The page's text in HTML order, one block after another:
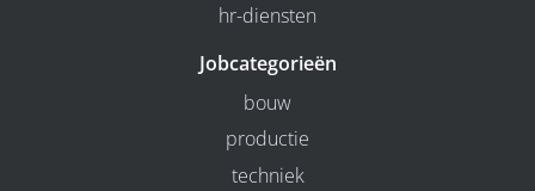
hr-diensten
Jobcategorieën
bouw
productie
techniek